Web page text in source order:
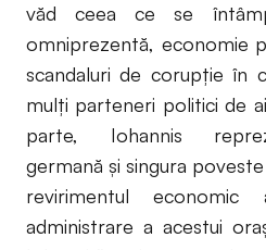
văd ceea ce se
omniprezentă, economie
scandaluri de corupţie în
mulţi parteneri politici de
parte, Iohannis
germană şi singura
revirimentul
administrare a acestui